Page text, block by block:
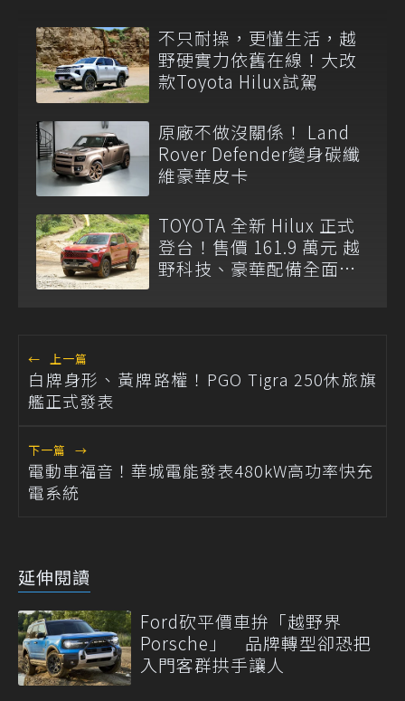
不只耐操，更懂生活，越
野硬實力依舊在線！大改
款Toyota Hilux試駕
原廠不做沒關係！ Land
Rover Defender變身碳纖
維豪華皮卡
TOYOTA 全新 Hilux 正式
登台！售價 161.9 萬元 越
野科技、豪華配備全面升
← 上一篇
白牌身形、黃牌路權！PGO Tigra 250休旅旗
艦正式發表
下一篇 →
電動車福音！華城電能發表480kW高功率快充
電系統
延伸閱讀
Ford砍平價車拚「越野界
Porsche」 品牌轉型卻恐把
入門客群拱手讓人